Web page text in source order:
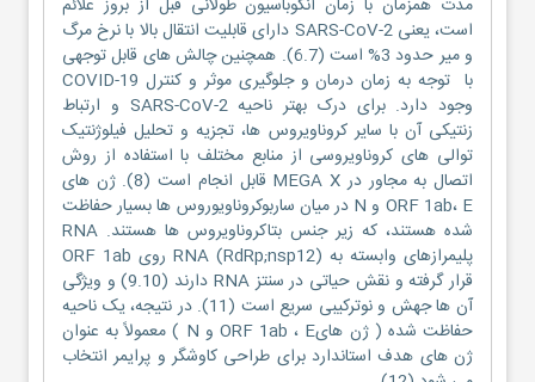
مدت همزمان با زمان انکوباسیون طولانی قبل از بروز علائم
است، یعنی SARS-CoV-2 دارای قابلیت انتقال بالا با نرخ مرگ
و میر حدود 3% است (6.7). همچنین چالش های قابل توجهی
با توجه به زمان درمان و جلوگیری موثر و کنترل COVID-19
وجود دارد. برای درک بهتر ناحیه SARS-CoV-2 و ارتباط
زنتیکی آن با سایر کروناویروس ها، تجزیه و تحلیل فیلوژنتیک
توالی های کروناویروسی از منابع مختلف با استفاده از روش
اتصال به مجاور در MEGA X قابل انجام است (8). ژن های
ORF 1ab، E و N در میان ساربوکروناویوروس ها بسیار حفاظت
شده هستند، که زیر جنس بتاکروناویروس ها هستند. RNA
پلیمرازهای وابسته به RNA (RdRp;nsp12) روی ORF 1ab
قرار گرفته و نقش حیاتی در سنتز RNA دارند (9.10) و ویژگی
آن ها جهش و نوترکیبی سریع است (11). در نتیجه، یک ناحیه
حفاظت شده ( ژن هایORF 1ab ، E و N ) معمولاً به عنوان
ژن های هدف استاندارد برای طراحی کاوشگر و پرایمر انتخاب